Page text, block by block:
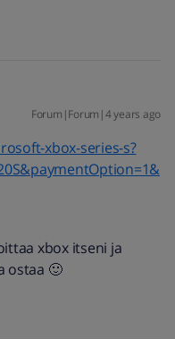
Forum|Forum|4 years ago
xbox-series-s?
xbox itseni ja
ostaa 🙂